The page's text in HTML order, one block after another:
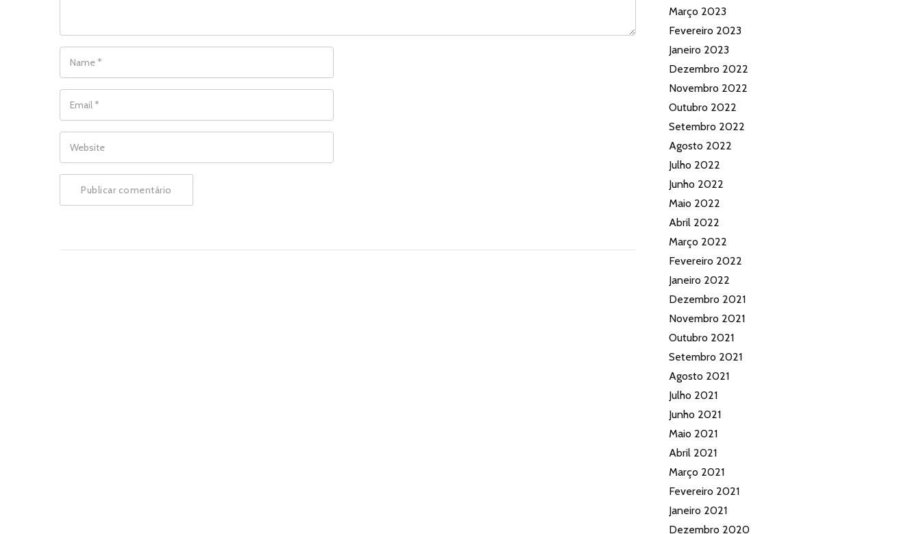
Março 2023
Fevereiro 2023
Janeiro 2023
Dezembro 2022
Novembro 2022
Outubro 2022
Setembro 2022
Agosto 2022
Julho 2022
Junho 2022
Maio 2022
Abril 2022
Março 2022
Fevereiro 2022
Janeiro 2022
Dezembro 2021
Novembro 2021
Outubro 2021
Setembro 2021
Agosto 2021
Julho 2021
Junho 2021
Maio 2021
Abril 2021
Março 2021
Fevereiro 2021
Janeiro 2021
Dezembro 2020